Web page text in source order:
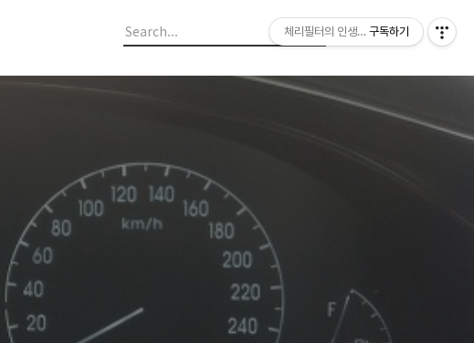
체리필터의 인생이야기구독하기